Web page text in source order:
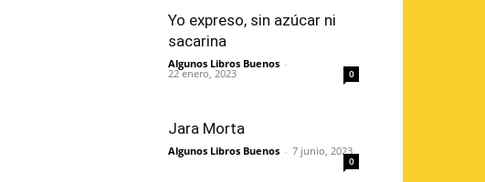
Yo expreso, sin azúcar ni
sacarina
Algunos Libros Buenos -
22 enero, 2023 0
Jara Morta
Algunos Libros Buenos - 7 junio, 2023
0